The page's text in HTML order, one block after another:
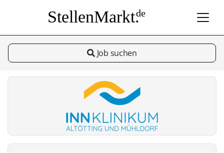
StellenMarkt.de
Job suchen